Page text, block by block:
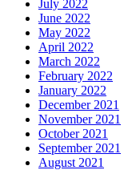
July 2022
June 2022
May 2022
April 2022
March 2022
February 2022
January 2022
December 2021
November 2021
October 2021
September 2021
August 2021